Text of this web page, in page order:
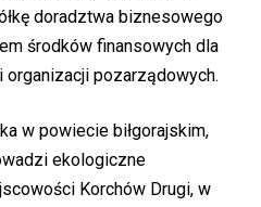
doradztwa biznesowego
środków finansowych dla
pozarządowych.
w powiecie biłgorajskim,
ekologiczne
Korchów Drugi, w